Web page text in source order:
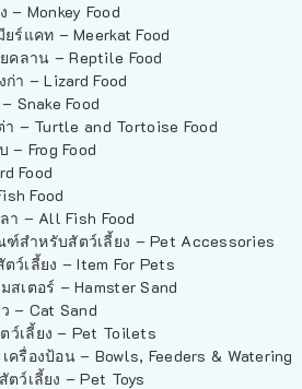
– Monkey Food
ยร์แคท – Meerkat Food
คลาน – Reptile Food
ก่า – Lizard Food
Snake Food
า – Turtle and Tortoise Food
– Frog Food
Food
Food
า – All Fish Food
สำหรับสัตว์เลี้ยง – Pet Accessories
ว์เลี้ยง – Item For Pets
สเตอร์ – Hamster Sand
– Cat Sand
ว์เลี้ยง – Pet Toilets
ครื่องป้อน – Bowls, Feeders & Watering
ตว์เลี้ยง – Pet Toys